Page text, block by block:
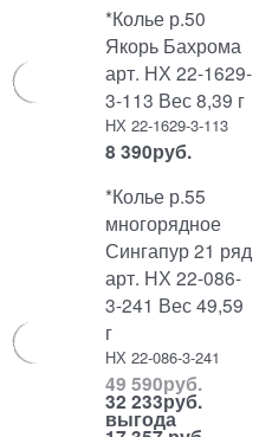
*Колье р.50
Якорь Бахрома
арт. НХ 22-1629-
3-113 Вес 8,39 г
НХ 22-1629-3-113
8 390руб.
*Колье р.55
многорядное
Сингапур 21 ряд
арт. НХ 22-086-
3-241 Вес 49,59
г
НХ 22-086-3-241
49 590руб.
32 233руб.
выгода